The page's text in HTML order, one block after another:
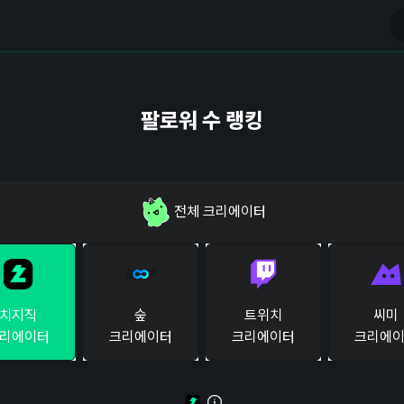
팔로워 수 랭킹
전체 크리에이터
치지직
에이터
숲
크리에이터
트위치
크리에이터
씨미
크리에